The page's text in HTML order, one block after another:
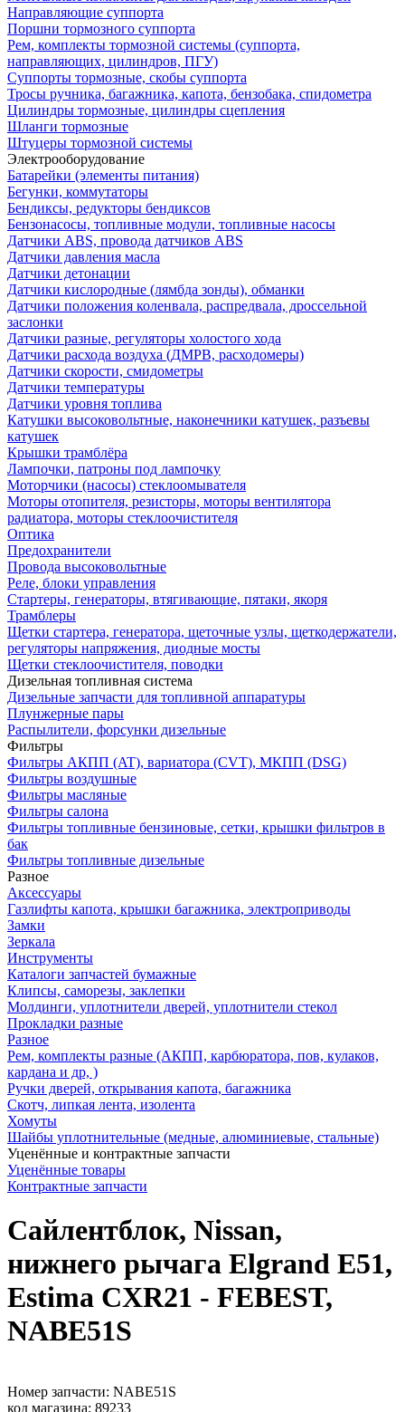
Направляющие суппорта
Поршни тормозного суппорта
Рем, комплекты тормозной системы (суппорта,
направляющих, цилиндров, ПГУ)
Суппорты тормозные, скобы суппорта
Тросы ручника, багажника, капота, бензобака, спидометра
Цилиндры тормозные, цилиндры сцепления
Шланги тормозные
Штуцеры тормозной системы
Электрооборудование
Батарейки (элементы питания)
Бегунки, коммутаторы
Бендиксы, редукторы бендиксов
Бензонасосы, топливные модули, топливные насосы
Датчики ABS, провода датчиков ABS
Датчики давления масла
Датчики детонации
Датчики кислородные (лямбда зонды), обманки
Датчики положения коленвала, распредвала, дроссельной
заслонки
Датчики разные, регуляторы холостого хода
Датчики расхода воздуха (ДМРВ, расходомеры)
Датчики скорости, смидометры
Датчики температуры
Датчики уровня топлива
Катушки высоковольтные, наконечники катушек, разъевы
катушек
Крышки трамблёра
Лампочки, патроны под лампочку
Моторчики (насосы) стеклоомывателя
Моторы отопителя, резисторы, моторы вентилятора
радиатора, моторы стеклоочистителя
Оптика
Предохранители
Провода высоковольтные
Реле, блоки управления
Стартеры, генераторы, втягивающие, пятаки, якоря
Трамблеры
Щетки стартера, генератора, щеточные узлы, щеткодержатели,
регуляторы напряжения, диодные мосты
Щетки стеклоочистителя, поводки
Дизельная топливная система
Дизельные запчасти для топливной аппаратуры
Плунжерные пары
Распылители, форсунки дизельные
Фильтры
Фильтры АКПП (AT), вариатора (CVT), МКПП (DSG)
Фильтры воздушные
Фильтры масляные
Фильтры салона
Фильтры топливные бензиновые, сетки, крышки фильтров в
бак
Фильтры топливные дизельные
Разное
Аксесcуары
Газлифты капота, крышки багажника, электроприводы
Замки
Зеркала
Инструменты
Каталоги запчастей бумажные
Клипсы, саморезы, заклепки
Молдинги, уплотнители дверей, уплотнители стекол
Прокладки разные
Разное
Рем, комплекты разные (АКПП, карбюратора, пов, кулаков,
кардана и др, )
Ручки дверей, открывания капота, багажника
Скотч, липкая лента, изолента
Хомуты
Шайбы уплотнительные (медные, алюминиевые, стальные)
Уценённые и контрактные запчасти
Уценённые товары
Контрактные запчасти
Сайлентблок, Nissan,
нижнего рычага Elgrand E51,
Estima CXR21 - FEBEST,
NABE51S
Номер запчасти: NABE51S
код магазина: 89233